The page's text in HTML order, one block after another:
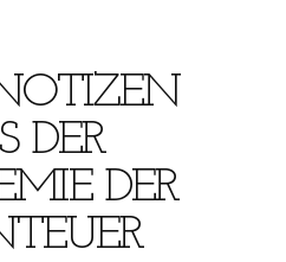
DER
DER